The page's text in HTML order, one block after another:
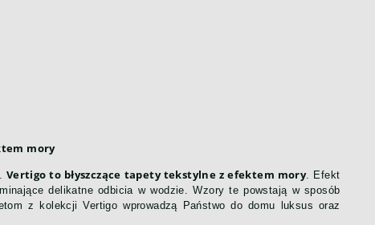
mory
Vertigo to błyszczące tapety tekstylne z efektem mory. Efekt
delikatne odbicia w wodzie. Wzory te powstają w sposób
z kolekcji Vertigo wprowadzą Państwo do domu luksus oraz